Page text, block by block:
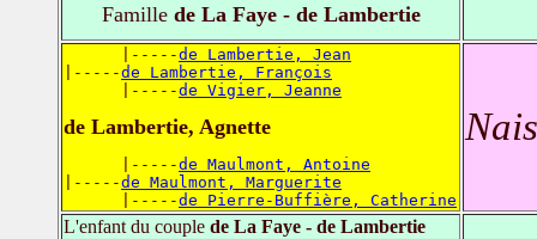
Famillede La Faye - de Lambertie
      |-----
de Lambertie, Jean
|-----de Lambertie, François
      |-----
de Vigier, Jeanne
de Lambertie, Agnette
      |-----
de Maulmont, Antoine
|-----de Maulmont, Marguerite
      |-----
de Pierre-Buffière, Catherine
L'enfant du couple de La Faye - de Lambertie